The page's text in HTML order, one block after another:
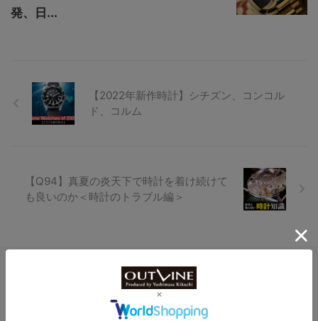
発、日...
【2022年新作時計】シチズン、コンコル
ド、コルム
【Q94】真夏の炎天下で時計を着け続けて
も良いのか＜時計のトラブル編＞
LowBEAT Marketplace